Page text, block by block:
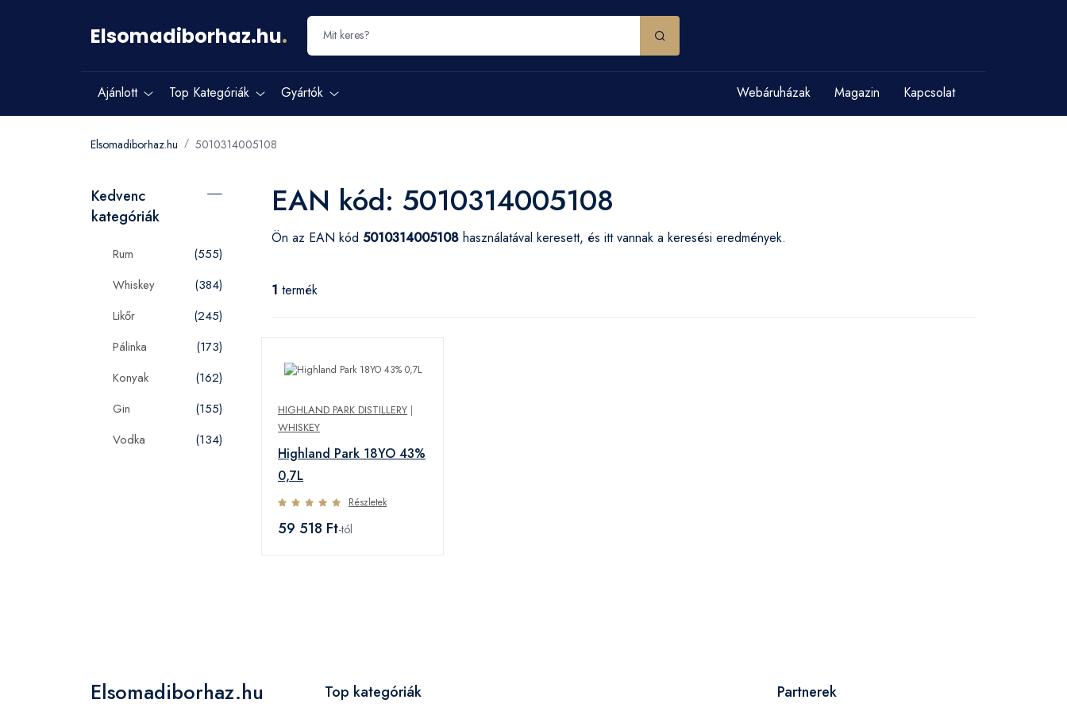
Elsomadiborhaz.hu.
Ajánlott Top Kategóriák Gyártók Webáruházak Magazin Kapcsolat
Elsomadiborhaz.hu 5010314005108
Kedvenc
kategóriák
Rum
(555)
Whiskey
(384)
Likőr
(245)
Pálinka
(173)
Konyak
(162)
Gin
(155)
Vodka
(134)
EAN kód: 5010314005108
Ön az EAN kód 5010314005108 használatával keresett, és itt vannak a keresési eredmények.
1 termék
HIGHLAND PARK DISTILLERY |
WHISKEY
Highland Park 18YO 43%
0,7L
Részletek
59 518 Ft-tól
Elsomadiborhaz.hu Top kategóriák Partnerek